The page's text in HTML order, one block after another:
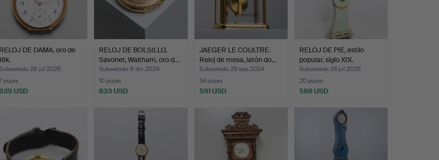
DE DAMA, oro de
28 jul 2026
pujas
USD
RELOJ DE BOLSILLO,
Savonet, Waltham, oro d…
Subastado 8 dic 2024
10 pujas
633 USD
JAEGER LE COULTRE.
Reloj de mesa, latón do…
Subastado 29 sep 2024
34 pujas
591 USD
RELOJ DE PIE, estilo
popular, siglo XIX.
Subastado 26 jul 2026
20 pujas
588 USD